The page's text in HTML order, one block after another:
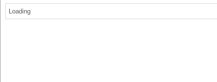
Loading